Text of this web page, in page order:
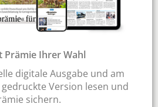
Prämie Ihrer Wahl
digitale Ausgabe und am
Version lesen und
sichern.